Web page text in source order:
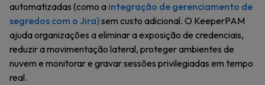
automatizadas (como a integração de gerenciamento de
segredos com o Jira)sem custo adicional. O KeeperPAM
ajuda organizações a eliminar a exposição de credenciais,
reduzir a movimentação lateral, proteger ambientes de
nuvem e monitorar e gravar sessões privilegiadas em tempo
real.